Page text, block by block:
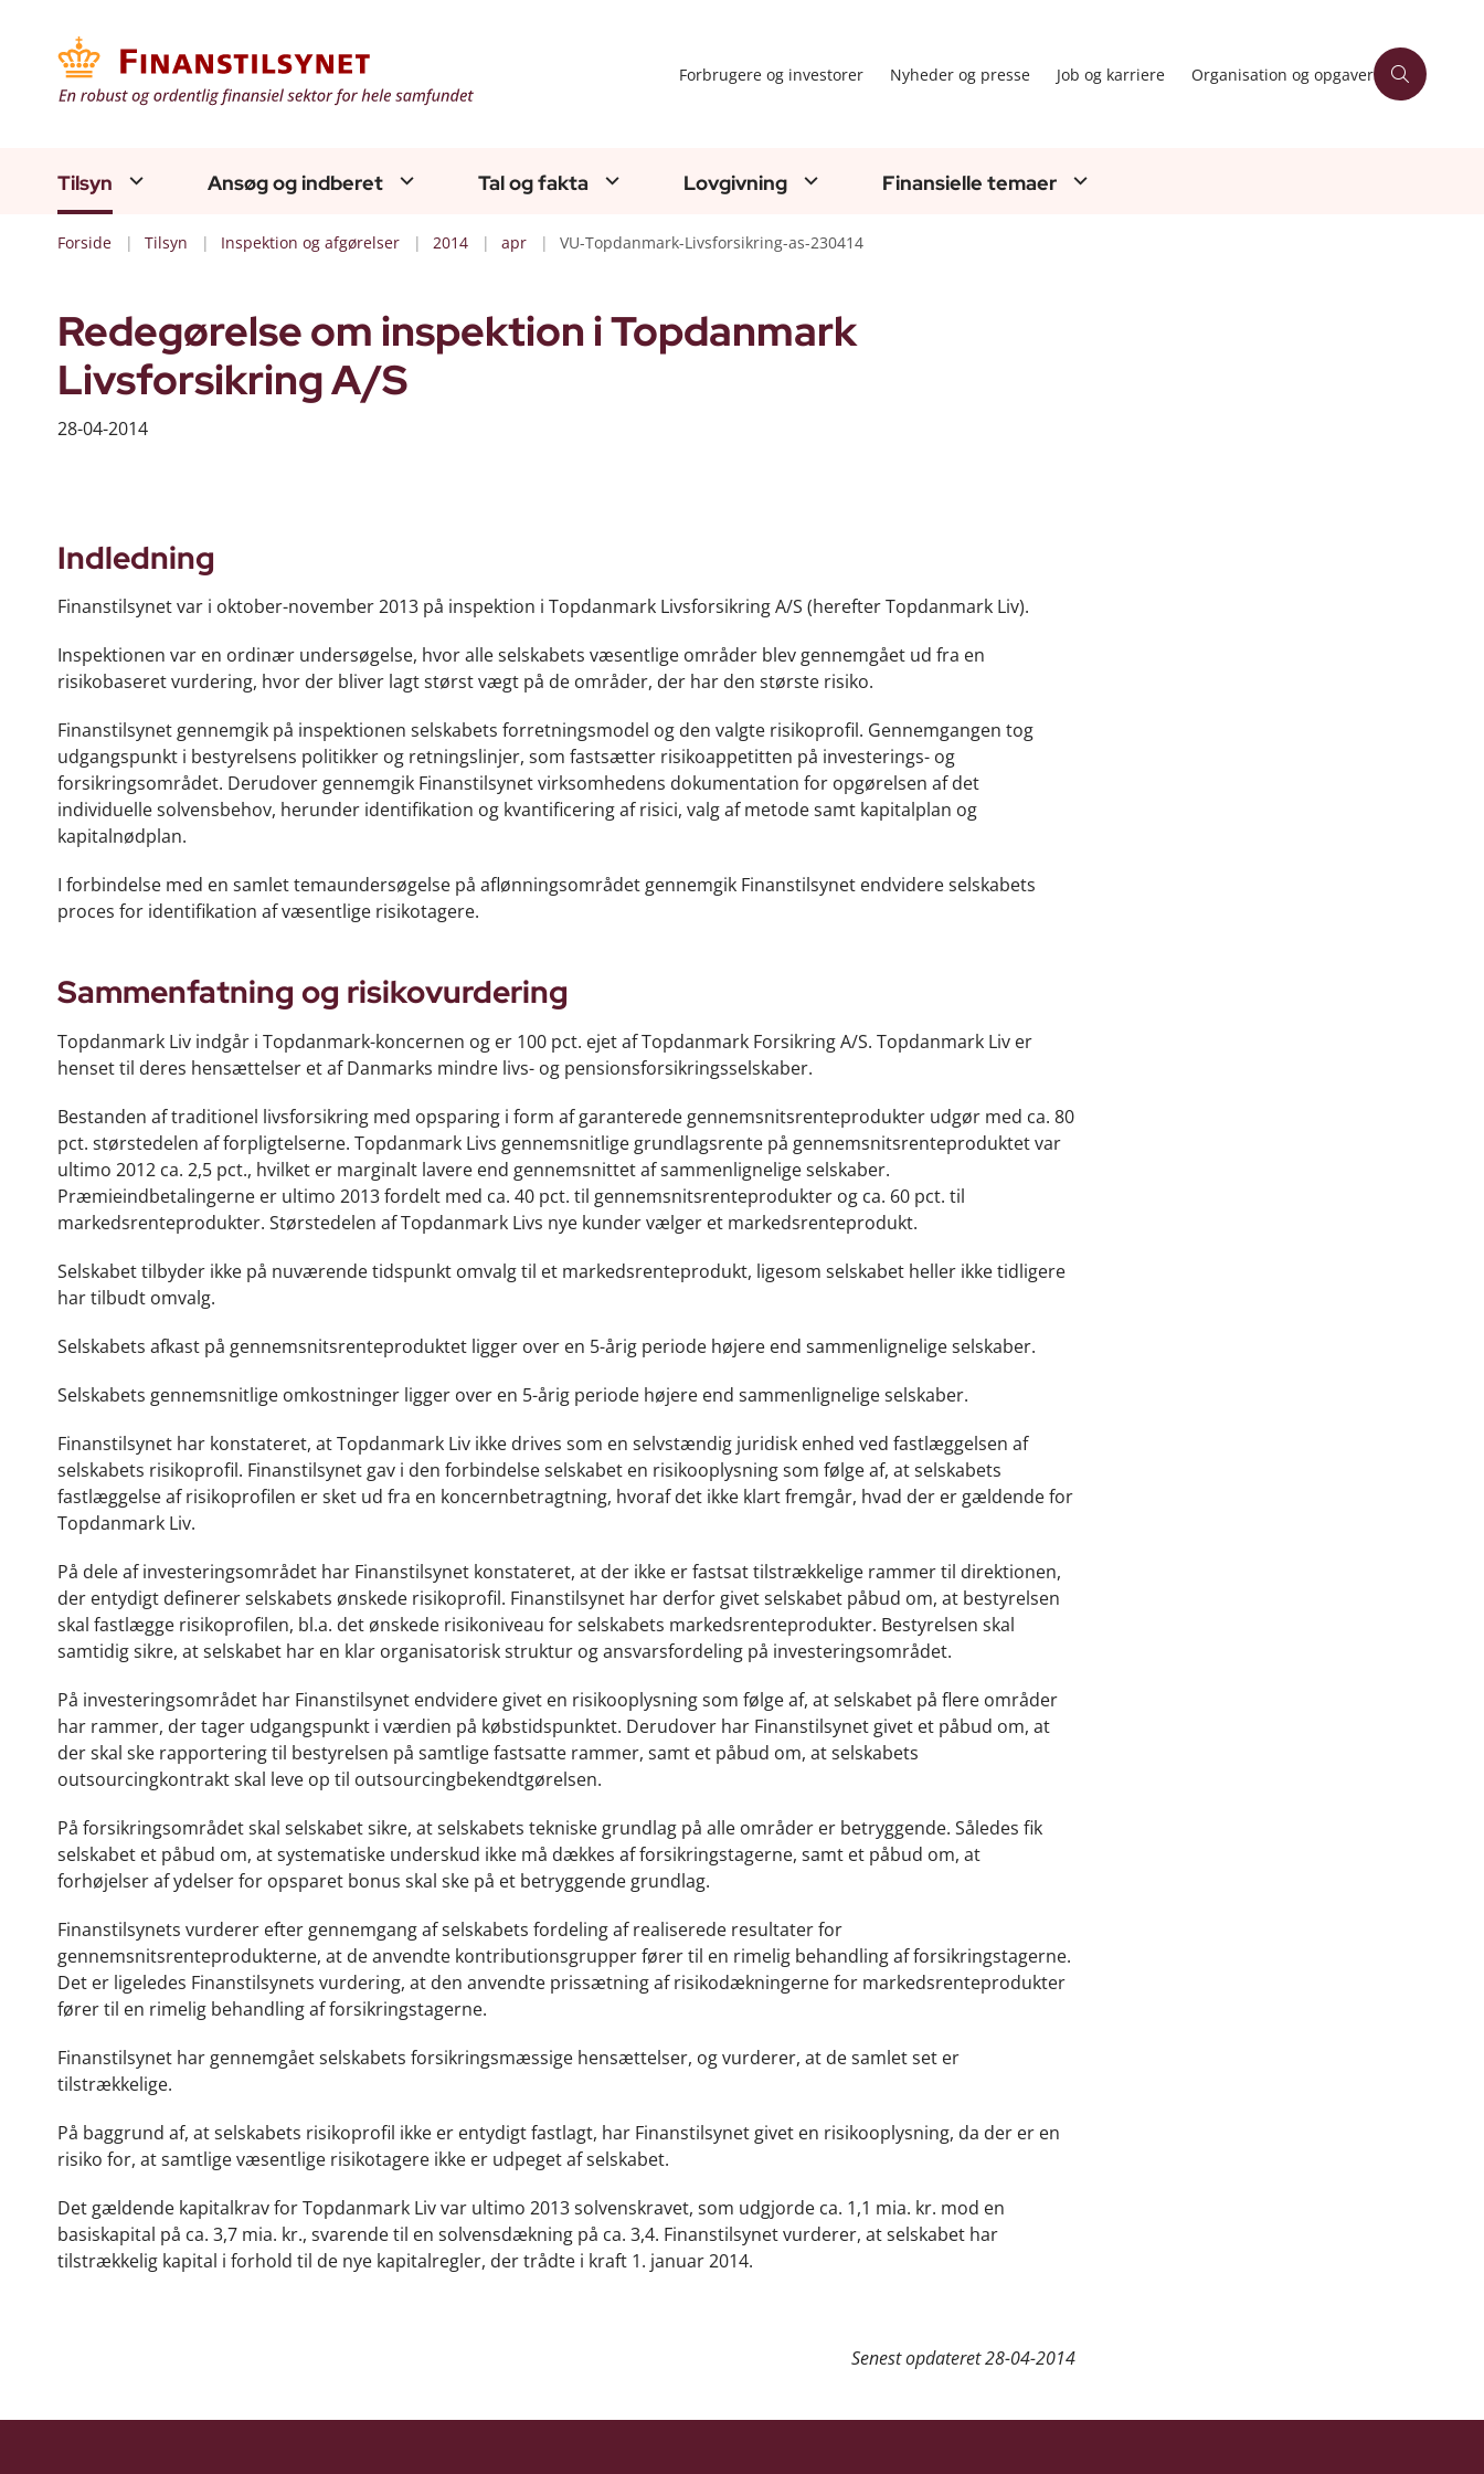
Forbrugere og investorer Nyheder og presse Job og karriere Organisation og opgaver
Tilsyn Ansøg og indberet Tal og fakta Lovgivning Finansielle temaer
Forside Tilsyn Inspektion og afgørelser 2014 apr VU-Topdanmark-Livsforsikring-as-230414
Redegørelse om inspektion i Topdanmark
Livsforsikring A/S
28-04-2014
Indledning
Finanstilsynet var i oktober-november 2013 på inspektion i Topdanmark Livsforsikring A/S (herefter Topdanmark Liv).
Inspektionen var en ordinær undersøgelse, hvor alle selskabets væsentlige områder blev gennemgået ud fra en
risikobaseret vurdering, hvor der bliver lagt størst vægt på de områder, der har den største risiko.
Finanstilsynet gennemgik på inspektionen selskabets forretningsmodel og den valgte risikoprofil. Gennemgangen tog
udgangspunkt i bestyrelsens politikker og retningslinjer, som fastsætter risikoappetitten på investerings- og
forsikringsområdet. Derudover gennemgik Finanstilsynet virksomhedens dokumentation for opgørelsen af det
individuelle solvensbehov, herunder identifikation og kvantificering af risici, valg af metode samt kapitalplan og
kapitalnødplan.
I forbindelse med en samlet temaundersøgelse på aflønningsområdet gennemgik Finanstilsynet endvidere selskabets
proces for identifikation af væsentlige risikotagere.
Sammenfatning og risikovurdering
Topdanmark Liv indgår i Topdanmark-koncernen og er 100 pct. ejet af Topdanmark Forsikring A/S. Topdanmark Liv er
henset til deres hensættelser et af Danmarks mindre livs- og pensionsforsikringsselskaber.
Bestanden af traditionel livsforsikring med opsparing i form af garanterede gennemsnitsrenteprodukter udgør med ca. 80
pct. størstedelen af forpligtelserne. Topdanmark Livs gennemsnitlige grundlagsrente på gennemsnitsrenteproduktet var
ultimo 2012 ca. 2,5 pct., hvilket er marginalt lavere end gennemsnittet af sammenlignelige selskaber.
Præmieindbetalingerne er ultimo 2013 fordelt med ca. 40 pct. til gennemsnitsrenteprodukter og ca. 60 pct. til
markedsrenteprodukter. Størstedelen af Topdanmark Livs nye kunder vælger et markedsrenteprodukt.
Selskabet tilbyder ikke på nuværende tidspunkt omvalg til et markedsrenteprodukt, ligesom selskabet heller ikke tidligere
har tilbudt omvalg.
Selskabets afkast på gennemsnitsrenteproduktet ligger over en 5-årig periode højere end sammenlignelige selskaber.
Selskabets gennemsnitlige omkostninger ligger over en 5-årig periode højere end sammenlignelige selskaber.
Finanstilsynet har konstateret, at Topdanmark Liv ikke drives som en selvstændig juridisk enhed ved fastlæggelsen af
selskabets risikoprofil. Finanstilsynet gav i den forbindelse selskabet en risikooplysning som følge af, at selskabets
fastlæggelse af risikoprofilen er sket ud fra en koncernbetragtning, hvoraf det ikke klart fremgår, hvad der er gældende for
Topdanmark Liv.
På dele af investeringsområdet har Finanstilsynet konstateret, at der ikke er fastsat tilstrækkelige rammer til direktionen,
der entydigt definerer selskabets ønskede risikoprofil. Finanstilsynet har derfor givet selskabet påbud om, at bestyrelsen
skal fastlægge risikoprofilen, bl.a. det ønskede risikoniveau for selskabets markedsrenteprodukter. Bestyrelsen skal
samtidig sikre, at selskabet har en klar organisatorisk struktur og ansvarsfordeling på investeringsområdet.
På investeringsområdet har Finanstilsynet endvidere givet en risikooplysning som følge af, at selskabet på flere områder
har rammer, der tager udgangspunkt i værdien på købstidspunktet. Derudover har Finanstilsynet givet et påbud om, at
der skal ske rapportering til bestyrelsen på samtlige fastsatte rammer, samt et påbud om, at selskabets
outsourcingkontrakt skal leve op til outsourcingbekendtgørelsen.
På forsikringsområdet skal selskabet sikre, at selskabets tekniske grundlag på alle områder er betryggende. Således fik
selskabet et påbud om, at systematiske underskud ikke må dækkes af forsikringstagerne, samt et påbud om, at
forhøjelser af ydelser for opsparet bonus skal ske på et betryggende grundlag.
Finanstilsynets vurderer efter gennemgang af selskabets fordeling af realiserede resultater for
gennemsnitsrenteprodukterne, at de anvendte kontributionsgrupper fører til en rimelig behandling af forsikringstagerne.
Det er ligeledes Finanstilsynets vurdering, at den anvendte prissætning af risikodækningerne for markedsrenteprodukter
fører til en rimelig behandling af forsikringstagerne.
Finanstilsynet har gennemgået selskabets forsikringsmæssige hensættelser, og vurderer, at de samlet set er
tilstrækkelige.
På baggrund af, at selskabets risikoprofil ikke er entydigt fastlagt, har Finanstilsynet givet en risikooplysning, da der er en
risiko for, at samtlige væsentlige risikotagere ikke er udpeget af selskabet.
Det gældende kapitalkrav for Topdanmark Liv var ultimo 2013 solvenskravet, som udgjorde ca. 1,1 mia. kr. mod en
basiskapital på ca. 3,7 mia. kr., svarende til en solvensdækning på ca. 3,4. Finanstilsynet vurderer, at selskabet har
tilstrækkelig kapital i forhold til de nye kapitalregler, der trådte i kraft 1. januar 2014.
Senest opdateret28-04-2014